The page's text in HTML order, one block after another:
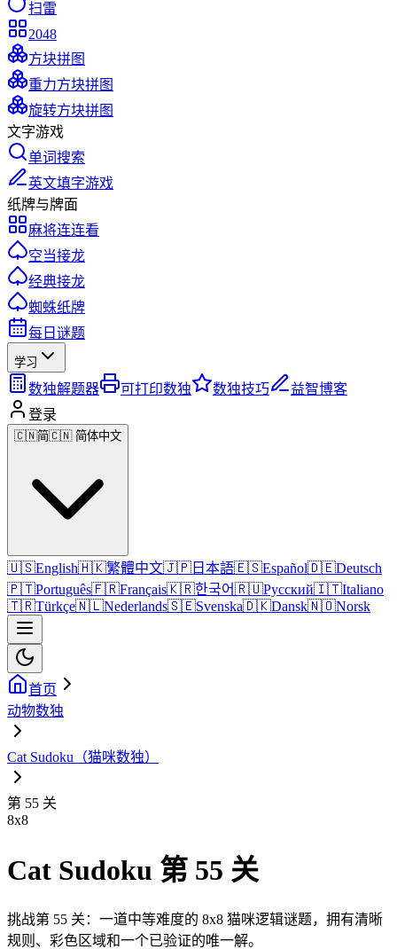
扫雷
2048
方块拼图
重力方块拼图
旋转方块拼图
文字游戏
单词搜索
英文填字游戏
纸牌与牌面
麻将连连看
空当接龙
经典接龙
蜘蛛纸牌
每日谜题
学习
数独解题器 可打印数独 数独技巧
益智博客
登录
🇨🇳简🇨🇳 简体中文
🇺🇸English🇭🇰繁體中文🇯🇵 日本語🇪🇸Español🇩🇪Deutsch
🇵🇹Português🇫🇷Français🇰🇷한국어🇷🇺Русский🇮🇹Italiano
🇹🇷Türkçe🇳🇱Nederlands🇸🇪Svenska🇩🇰Dansk🇳🇴Norsk
首页
动物数独
Cat Sudoku（猫咪数独）
第 55 关
8x8
Cat Sudoku 第 55 关
挑战第 55 关：一道中等难度的 8x8 猫咪逻辑谜题，拥有清晰
规则、彩色区域和一个已验证的唯一解。